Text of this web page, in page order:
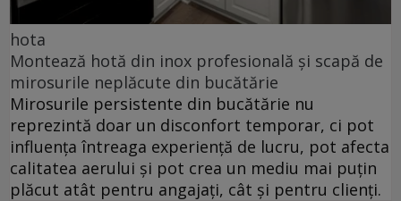
hota
Montează hotă din inox profesională și scapă de
mirosurile neplăcute din bucătărie
Mirosurile persistente din bucătărie nu
reprezintă doar un disconfort temporar, ci pot
influența întreaga experiență de lucru, pot afecta
calitatea aerului și pot crea un mediu mai puțin
plăcut atât pentru angajați, cât și pentru clienți.